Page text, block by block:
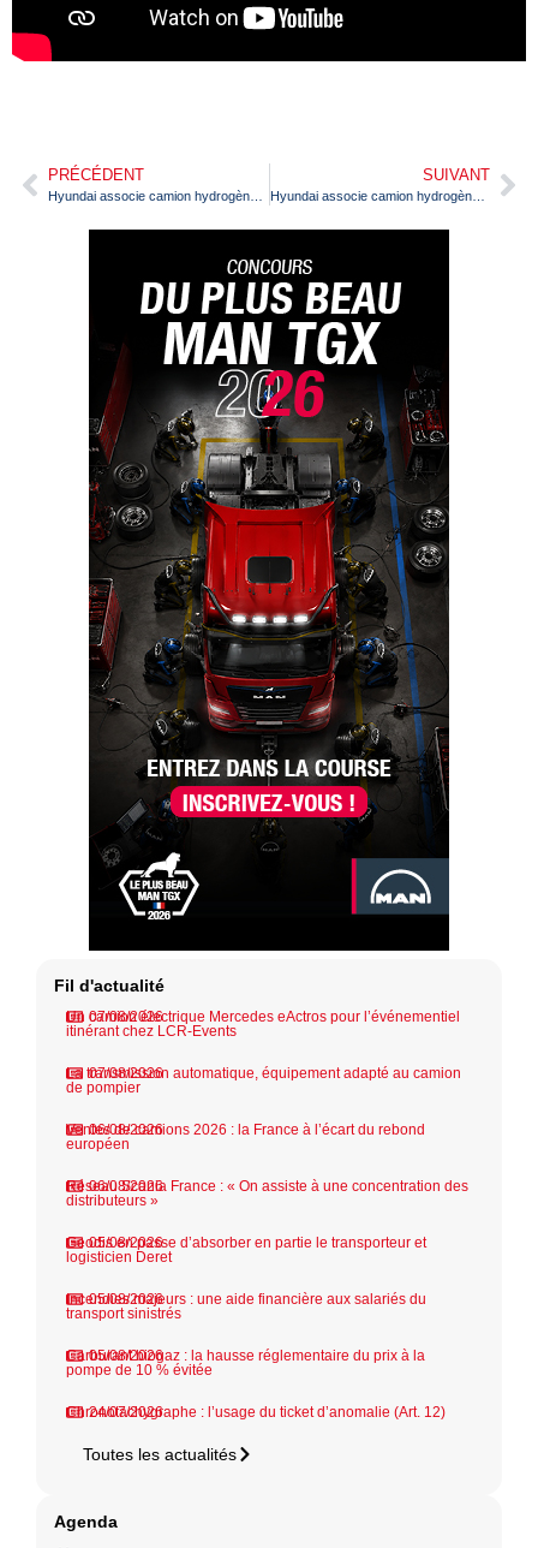
PRÉCÉDENT SUIVANT
Hyundai associe camion hydrogène et conduite autonome
Fil d'actualité
07/08/2026
Un camion électrique Mercedes eActros pour l’événementiel
itinérant chez LCR-Events
07/08/2026
La transmission automatique, équipement adapté au camion
de pompier
06/08/2026
Ventes de camions 2026 : la France à l’écart du rebond
européen
06/08/2026
Réseau Scania France : « On assiste à une concentration des
distributeurs »
05/08/2026
Geodis en passe d’absorber en partie le transporteur et
logisticien Deret
05/08/2026
Incendies majeurs : une aide financière aux salariés du
transport sinistrés
05/08/2026
Carburant biogaz : la hausse réglementaire du prix à la
pompe de 10 % évitée
24/07/2026
Chronotachygraphe : l’usage du ticket d’anomalie (Art. 12)
Toutes les actualités
Agenda